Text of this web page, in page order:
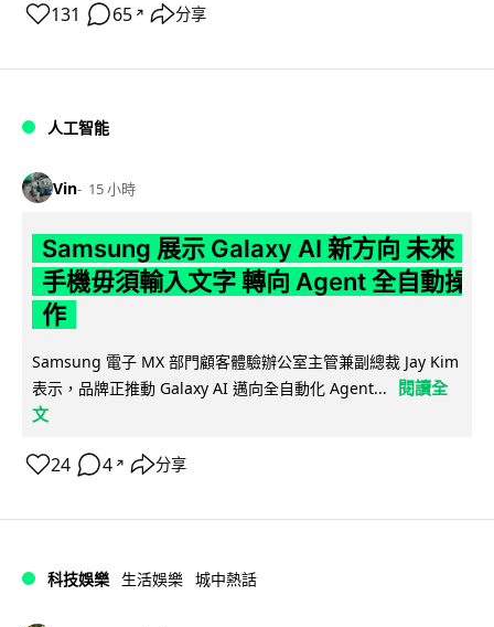
131 65 ↗ 分享
人工智能
Vin 15 小時
Samsung 展示 Galaxy AI 新方向 未來
手機毋須輸入文字 轉向 Agent 全自動操
作
Samsung 電子 MX 部門顧客體驗辦公室主管兼副總裁 Jay Kim
表示，品牌正推動 Galaxy AI 邁向全自動化 Agent...
閱讀全
文
24 4 ↗ 分享
科技娛樂 生活娛樂 城中熱話